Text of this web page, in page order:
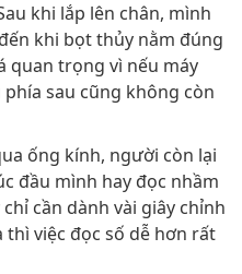
khi lắp lên chân, mình
khi bọt thủy nằm đúng
quan trọng vì nếu máy
sau cũng không còn
ống kính, người còn lại
đầu mình hay đọc nhầm
cần dành vài giây chỉnh
việc đọc số dễ hơn rất